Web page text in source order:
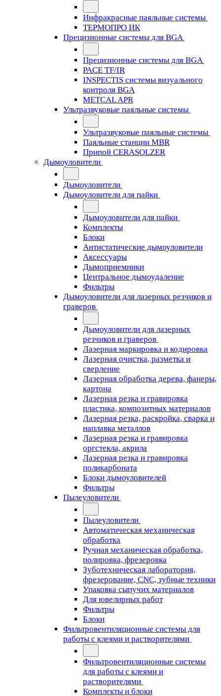
Инфракрасные паяльные системы
ТЕРМОПРО ИК
Прецизионные системы для BGA
Прецизионные системы для BGA
PACE TF/IR
INSPECTIS системы визуального
контроля BGA
METCAL APR
Ультразвуковые паяльные системы
Ультразвуковые паяльные системы
Паяльные станции MBR
Припой CERASOLZER
Дымоуловители
Дымоуловители
Дымоуловители для пайки
Дымоуловители для пайки
Комплекты
Блоки
Антистатические дымоуловители
Аксессуары
Дымоприемники
Центральное дымоудаление
Фильтры
Дымоуловители для лазерных резчиков и
граверов
Дымоуловители для лазерных
резчиков и граверов
Лазерная маркировка и кодировка
Лазерная очистка, разметка и
сверление
Лазерная обработка дерева, фанеры,
картона
Лазерная резка и гравировка
пластика, композитных материалов
Лазерная резка, раскройка, сварка и
наплавка металлов
Лазерная резка и гравировка
оргстекла, акрила
Лазерная резка и гравировка
поликарбоната
Блоки дымоуловителей
Фильтры
Пылеуловители
Пылеуловители
Автоматическая механическая
обработка
Ручная механическая обработка,
полировка, фрезеровка
Зуботехническая лаборатория,
фрезерование, CNC, зубные техники
Упаковка сыпучих материалов
Для ювелирных работ
Фильтры
Блоки
Фильтровентиляционные системы для
работы с клеями и растворителями
Фильтровентиляционные системы
для работы с клеями и
растворителями
Комплекты и блоки